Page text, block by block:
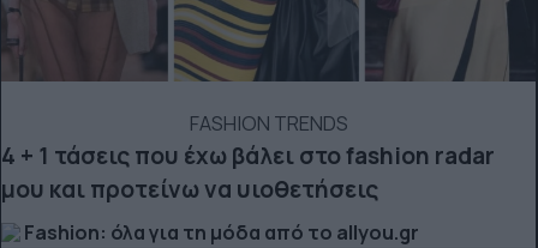
FASHION TRENDS
4 + 1 τάσεις που έχω βάλει στο fashion radar
μου και προτείνω να υιοθετήσεις
Fashion: όλα για τη μόδα από το allyou.gr